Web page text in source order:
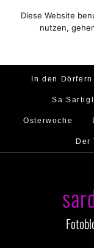
Hirtenland
Golfo di
In den Dörfern
Sa
Osterwoche
Der
Diese Website
nutzen,